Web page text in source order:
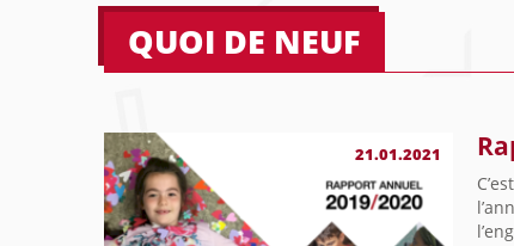
QUOI DE NEUF
21.01.2021